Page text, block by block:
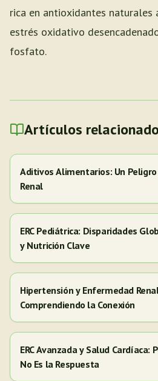
rica en antioxidantes naturales
estrés oxidativo
fosfato.
Artículos
Aditivos Alimentarios: Un
Renal
ERC Pediátrica: Disparidades
y Nutrición Clave
Hipertensión y Enfermedad
Comprendiendo la Conexión
ERC Avanzada y Salud Cardíaca:
No Es la Respuesta